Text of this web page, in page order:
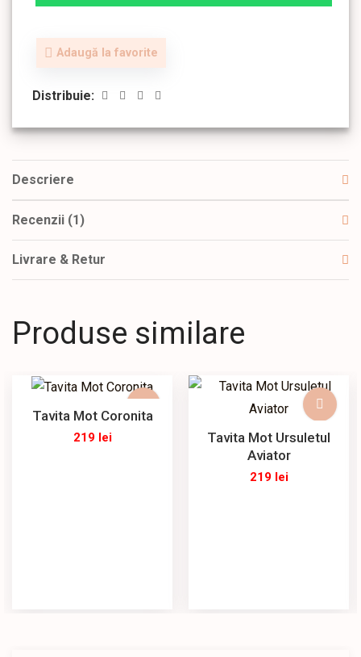
Adaugă la favorite
Distribuie:
Descriere
Recenzii (1)
Livrare & Retur
Produse similare
Tavita Mot Coronita
219 lei
Tavita Mot Ursuletul
Aviator
219 lei